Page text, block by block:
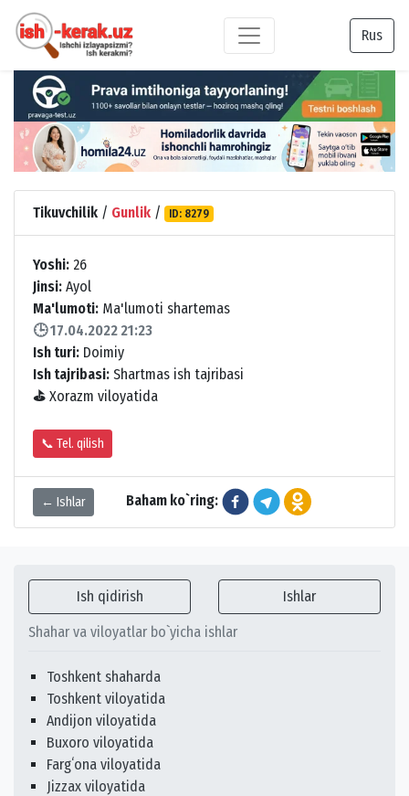
Rus
Tikuvchilik / Gunlik / ID: 8279
Yoshi: 26
Jinsi: Ayol
Ma'lumoti: Ma'lumoti shartemas
🕒 17.04.2022 21:23
Ish turi: Doimiy
Ish tajribasi: Shartmas ish tajribasi
⛳ Xorazm viloyatida
📞 Tel. qilish
← Ishlar Baham ko`ring:
Ish qidirish Ishlar
Shahar va viloyatlar bo`yicha ishlar
Toshkent shaharda
Toshkent viloyatida
Andijon viloyatida
Buxoro viloyatida
Fargʻona viloyatida
Jizzax viloyatida